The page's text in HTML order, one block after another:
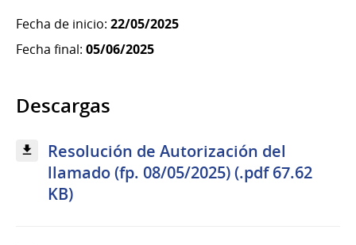
Fecha de inicio: 22/05/2025
Fecha final: 05/06/2025
Descargas
Resolución de Autorización del
llamado (fp. 08/05/2025) (.pdf 67.62
KB)